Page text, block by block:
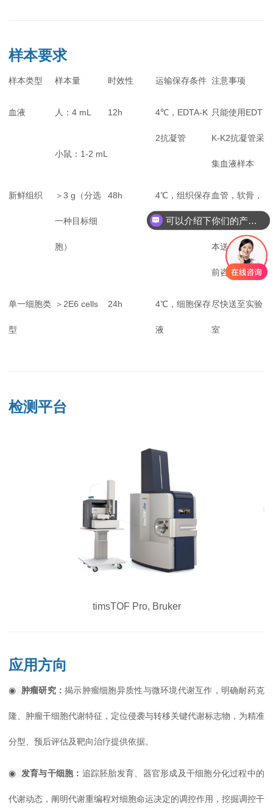
样本要求
样本类型 样本量 时效性 运输保存条件 注意事项
血液 人：4 mL 12h 4℃，EDTA-K
2抗凝管
只能使用EDT
K-K2抗凝管采
集血液样本
小鼠：1-2 mL
新鲜组织 ＞3 g（分选
一种目标细
胞）
48h 4℃，组织保存
液
血管，软骨，
胰腺和穿刺样
本送样量请提
前咨询实验室
单一细胞类
型
＞2E6 cells 24h 4℃，细胞保存
液
尽快送至实验
室
检测平台
timsTOF Pro, Bruker
应用方向
◉ 肿瘤研究：揭示肿瘤细胞异质性与微环境代谢互作，明确耐药克
隆、肿瘤干细胞代谢特征，定位侵袭与转移关键代谢标志物，为精准
分型、预后评估及靶向治疗提供依据。
◉ 发育与干细胞： 追踪胚胎发育、器官形成及干细胞分化过程中的
代谢动态，阐明代谢重编程对细胞命运决定的调控作用，挖掘调控干
可以介绍下你们的产品么